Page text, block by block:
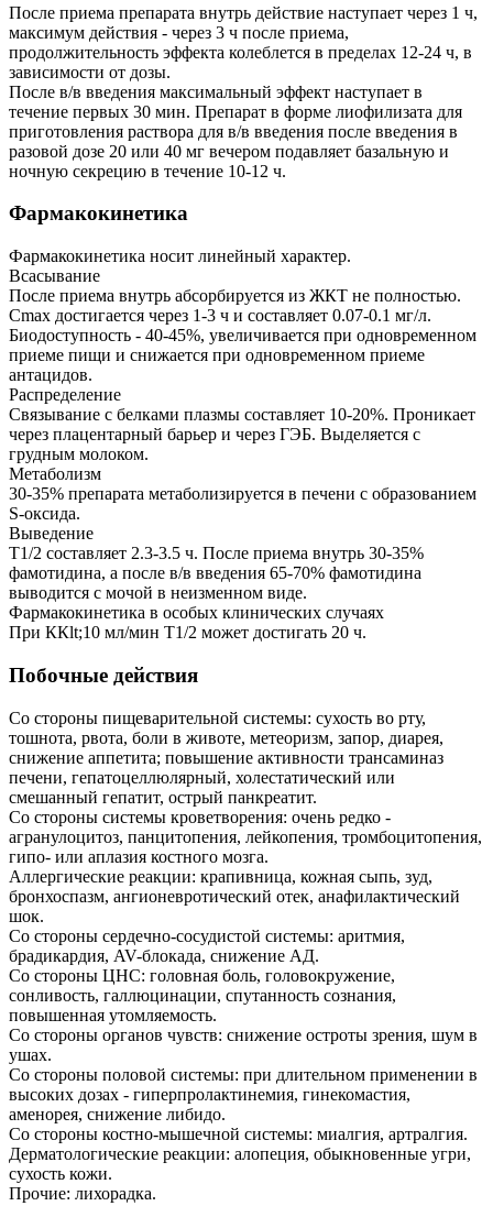
После приема препарата внутрь действие наступает через 1 ч,
максимум действия - через 3 ч после приема,
продолжительность эффекта колеблется в пределах 12-24 ч, в
зависимости от дозы.
После в/в введения максимальный эффект наступает в
течение первых 30 мин. Препарат в форме лиофилизата для
приготовления раствора для в/в введения после введения в
разовой дозе 20 или 40 мг вечером подавляет базальную и
ночную секрецию в течение 10-12 ч.
Фармакокинетика
Фармакокинетика носит линейный характер.
Всасывание
После приема внутрь абсорбируется из ЖКТ не полностью.
Cmax достигается через 1-3 ч и составляет 0.07-0.1 мг/л.
Биодоступность - 40-45%, увеличивается при одновременном
приеме пищи и снижается при одновременном приеме
антацидов.
Распределение
Связывание с белками плазмы составляет 10-20%. Проникает
через плацентарный барьер и через ГЭБ. Выделяется с
грудным молоком.
Метаболизм
30-35% препарата метаболизируется в печени с образованием
S-оксида.
Выведение
T1/2 составляет 2.3-3.5 ч. После приема внутрь 30-35%
фамотидина, а после в/в введения 65-70% фамотидина
выводится с мочой в неизменном виде.
Фармакокинетика в особых клинических случаях
При ККlt;10 мл/мин T1/2 может достигать 20 ч.
Побочные действия
Со стороны пищеварительной системы: сухость во рту,
тошнота, рвота, боли в животе, метеоризм, запор, диарея,
снижение аппетита; повышение активности трансаминаз
печени, гепатоцеллюлярный, холестатический или
смешанный гепатит, острый панкреатит.
Со стороны системы кроветворения: очень редко -
агранулоцитоз, панцитопения, лейкопения, тромбоцитопения,
гипо- или аплазия костного мозга.
Аллергические реакции: крапивница, кожная сыпь, зуд,
бронхоспазм, ангионевротический отек, анафилактический
шок.
Со стороны сердечно-сосудистой системы: аритмия,
брадикардия, AV-блокада, снижение АД.
Со стороны ЦНС: головная боль, головокружение,
сонливость, галлюцинации, спутанность сознания,
повышенная утомляемость.
Со стороны органов чувств: снижение остроты зрения, шум в
ушах.
Со стороны половой системы: при длительном применении в
высоких дозах - гиперпролактинемия, гинекомастия,
аменорея, снижение либидо.
Со стороны костно-мышечной системы: миалгия, артралгия.
Дерматологические реакции: алопеция, обыкновенные угри,
сухость кожи.
Прочие: лихорадка.